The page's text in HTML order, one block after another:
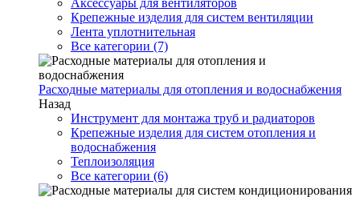
Аксессуары для вентиляторов
Крепежные изделия для систем вентиляции
Лента уплотнительная
Все категории (7)
Расходные материалы для отопления и водоснабжения
Назад
Инструмент для монтажа труб и радиаторов
Крепежные изделия для систем отопления и
водоснабжения
Теплоизоляция
Все категории (6)